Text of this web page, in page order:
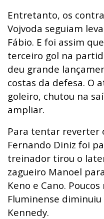
Entretanto, os
Vojvoda seguiam
Fábio. E foi assim
terceiro gol na
deu grande
costas da defesa. O
goleiro, chutou na
ampliar.
Para tentar reverter
Fernando Diniz foi
treinador tirou o
zagueiro Manoel
Keno e Cano.
Fluminense
Kennedy.